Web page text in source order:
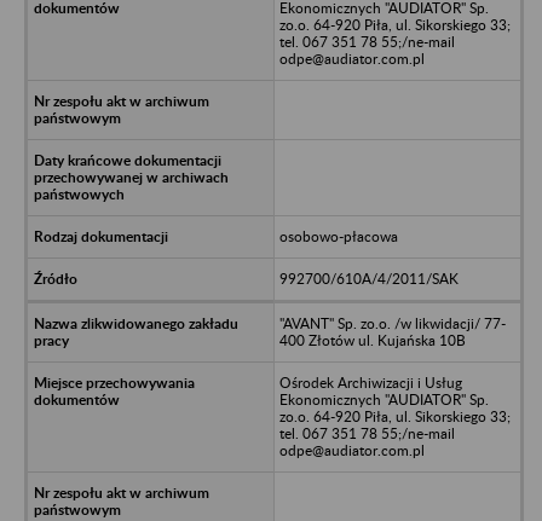
Ekonomicznych "AUDIATOR" Sp.
zo.o. 64-920 Piła, ul. Sikorskiego 33;
tel. 067 351 78 55;/ne-mail
odpe@audiator.com.pl
osobowo-płacowa
992700/610A/4/2011/SAK
"AVANT" Sp. zo.o. /w likwidacji/ 77-
400 Złotów ul. Kujańska 10B
Ośrodek Archiwizacji i Usług
Ekonomicznych "AUDIATOR" Sp.
zo.o. 64-920 Piła, ul. Sikorskiego 33;
tel. 067 351 78 55;/ne-mail
odpe@audiator.com.pl